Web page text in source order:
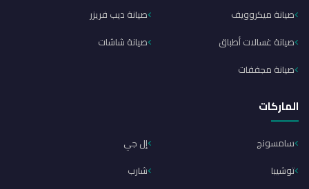
صيانة ميكروويف
صيانة ديب فريزر
صيانة غسالات أطباق
صيانة شاشات
صيانة مجففات
الماركات
سامسونج
إل جي
توشيبا
شارب